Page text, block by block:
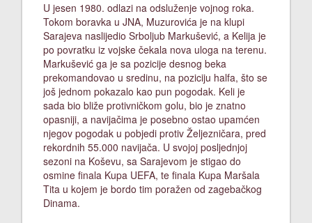
U jesen 1980. odlazi na odsluženje vojnog roka.
Tokom boravka u JNA, Muzurovića je na klupi
Sarajeva naslijedio Srboljub Markušević, a Kelija je
po povratku iz vojske čekala nova uloga na terenu.
Markušević ga je sa pozicije desnog beka
prekomandovao u sredinu, na poziciju halfa, što se
još jednom pokazalo kao pun pogodak. Keli je
sada bio bliže protivničkom golu, bio je znatno
opasniji, a navijačima je posebno ostao upamćen
njegov pogodak u pobjedi protiv Željezničara, pred
rekordnih 55.000 navijača. U svojoj posljednjoj
sezoni na Koševu, sa Sarajevom je stigao do
osmine finala Kupa UEFA, te finala Kupa Maršala
Tita u kojem je bordo tim poražen od zagebačkog
Dinama.